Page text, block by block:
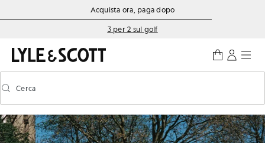
Vai al contenuto principale
Informazioni sull'accessibilitàAcquista ora, paga dopo
3 per 2 sul golf
Attiva/disattiva la ricerca predittiva
Cerca